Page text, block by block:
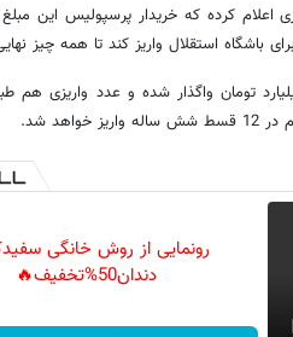
کرده که خریدار پرسپولیس این مبلغ
باشگاه استقلال واریز کند تا همه چیز
رونمایی از روش خانگی
دندان50%تخفیف🔥